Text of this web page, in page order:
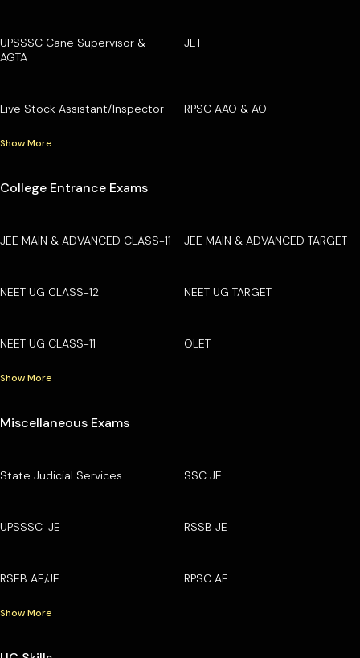
UPSSSC Cane Supervisor &
AGTA
JET
Live Stock Assistant/Inspector RPSC AAO & AO
Show More
College Entrance Exams
JEE MAIN & ADVANCED CLASS-11 JEE MAIN & ADVANCED TARGET
NEET UG CLASS-12 NEET UG TARGET
NEET UG CLASS-11 OLET
Show More
Miscellaneous Exams
State Judicial Services SSC JE
UPSSSC-JE RSSB JE
RSEB AE/JE RPSC AE
Show More